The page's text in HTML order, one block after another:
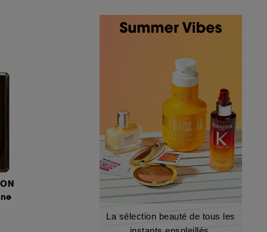
La sélection beauté de tous les